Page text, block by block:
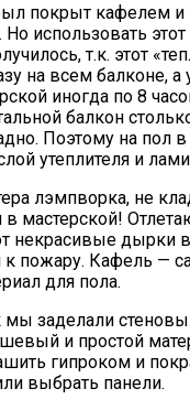
покрыт кафелем и
Но использовать
т.к. этот
на всем балконе, а
иногда по 8
балкон
Поэтому на пол
утеплителя и
лэмпворка, не
мастерской!
некрасивые дырки в
к пожару. Кафель —
для пола.
мы заделали
и простой
гипроком и
выбрать панели.